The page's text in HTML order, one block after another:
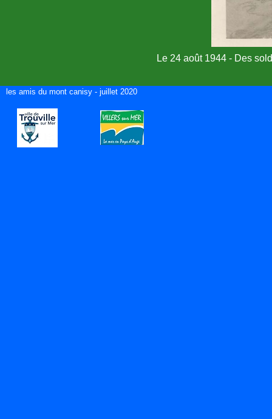
Le 24 août 1944 - Des
les amis du mont canisy - juillet 2020